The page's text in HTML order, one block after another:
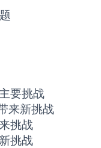
要挑战
来新挑战
挑战
挑战